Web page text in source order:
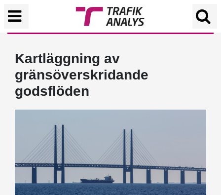
Kartläggning av
gränsöverskridande
godsflöden